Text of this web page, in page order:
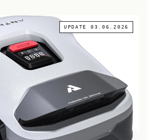
UPDATE 03.06.2026